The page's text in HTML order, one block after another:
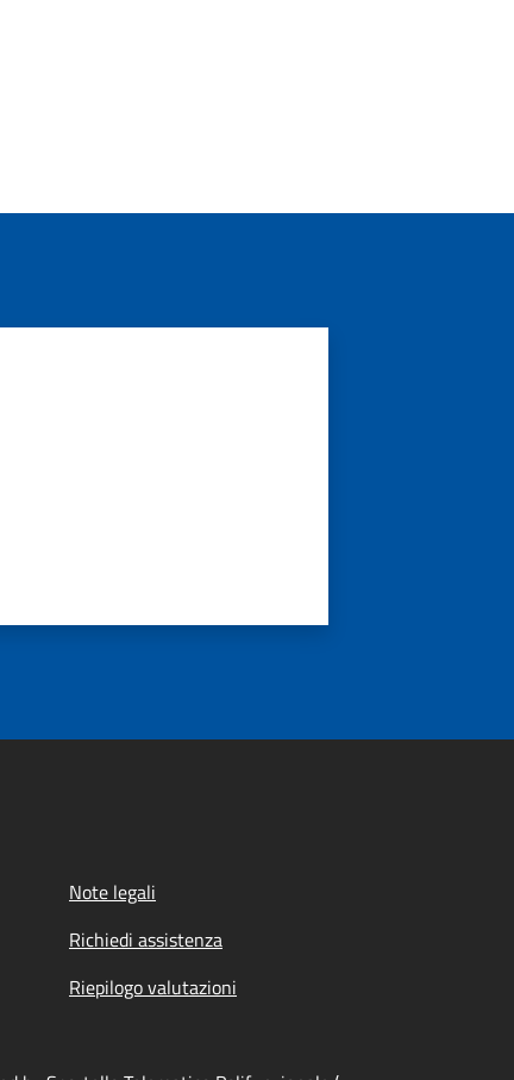
Note legali
Richiedi assistenza
Riepilogo valutazioni